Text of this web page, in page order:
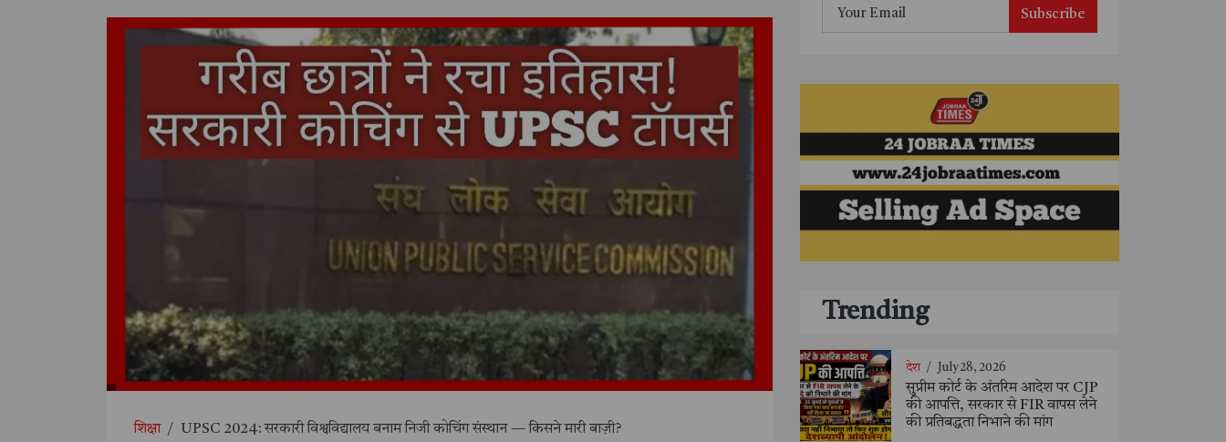
शिक्षा / UPSC 2024: सरकारी विश्वविद्यालय बनाम निजी कोचिंग संस्थान — किसने मारी बाज़ी?
Subscribe
Trending
देश / July 28, 2026
सुप्रीम कोर्ट के अंतरिम आदेश पर CJP
की आपत्ति, सरकार से FIR वापस लेने
की प्रतिबद्धता निभाने की मांग